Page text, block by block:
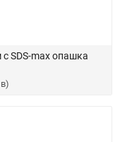
SDS-max опашка